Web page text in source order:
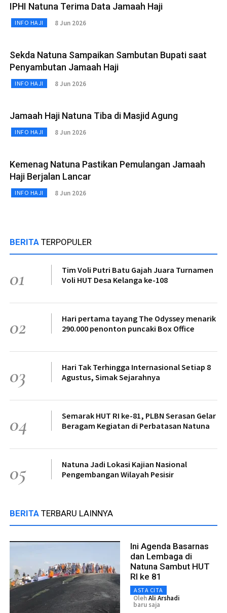
IPHI Natuna Terima Data Jamaah Haji
INFO HAJI 8 Jun 2026
Sekda Natuna Sampaikan Sambutan Bupati saat
Penyambutan Jamaah Haji
INFO HAJI 8 Jun 2026
Jamaah Haji Natuna Tiba di Masjid Agung
INFO HAJI 8 Jun 2026
Kemenag Natuna Pastikan Pemulangan Jamaah
Haji Berjalan Lancar
INFO HAJI 8 Jun 2026
BERITA TERPOPULER
01
Tim Voli Putri Batu Gajah Juara Turnamen
Voli HUT Desa Kelanga ke-108
02
Hari pertama tayang The Odyssey menarik
290.000 penonton puncaki Box Office
03
Hari Tak Terhingga Internasional Setiap 8
Agustus, Simak Sejarahnya
04
Semarak HUT RI ke-81, PLBN Serasan Gelar
Beragam Kegiatan di Perbatasan Natuna
05
Natuna Jadi Lokasi Kajian Nasional
Pengembangan Wilayah Pesisir
BERITA TERBARU LAINNYA
Ini Agenda Basarnas
dan Lembaga di
Natuna Sambut HUT
RI ke 81
ASTA CITA
OlehAli Arshadi
baru saja